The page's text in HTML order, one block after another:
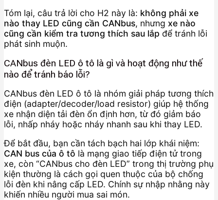
Tóm lại, câu trả lời cho H2 này là: không phải xe
nào thay LED cũng cần CANbus, nhưng xe nào
cũng cần kiểm tra tương thích sau lắp để tránh lỗi
phát sinh muộn.
CANbus đèn LED ô tô là gì và hoạt động như thế
nào để tránh báo lỗi?
CANbus đèn LED ô tô là nhóm giải pháp tương thích
điện (adapter/decoder/load resistor) giúp hệ thống
xe nhận diện tải đèn ổn định hơn, từ đó giảm báo
lỗi, nhấp nháy hoặc nháy nhanh sau khi thay LED.
Để bắt đầu, bạn cần tách bạch hai lớp khái niệm:
CAN bus của ô tô là mạng giao tiếp điện tử trong
xe, còn “CANbus cho đèn LED” trong thị trường phụ
kiện thường là cách gọi quen thuộc của bộ chống
lỗi đèn khi nâng cấp LED. Chính sự nhập nhằng này
khiến nhiều người mua sai món.